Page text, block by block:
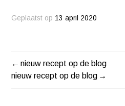
Geplaatst op 13 april 2020
BERICHT
nieuw recept op de blog
nieuw recept op de blog